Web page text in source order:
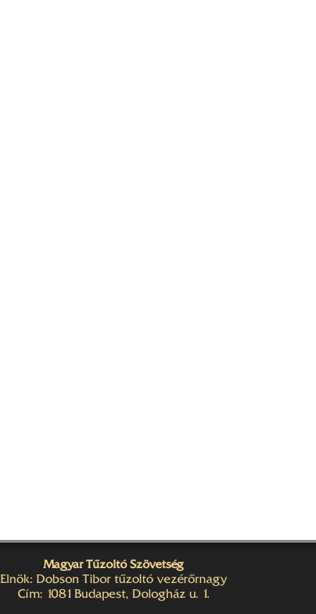
Magyar Tűzoltó Szövetség
Elnök: Dobson Tibor tűzoltó vezérőrnagy
Cím: 1081 Budapest, Dologház u. 1.